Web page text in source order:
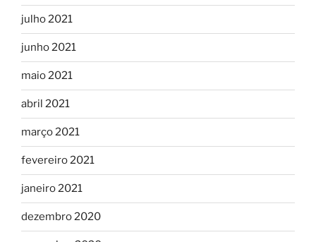
julho 2021
junho 2021
maio 2021
abril 2021
março 2021
fevereiro 2021
janeiro 2021
dezembro 2020